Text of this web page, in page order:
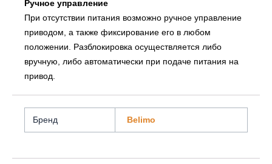
Ручное управление
При отсутствии питания возможно ручное управление
приводом, а также фиксирование его в любом
положении. Разблокировка осуществляется либо
вручную, либо автоматически при подаче питания на
привод.
Бренд Belimo